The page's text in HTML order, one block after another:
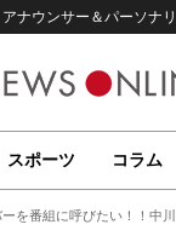
アナウンサー＆パーソナ
スポーツ コラム
を番組に呼びたい！！中